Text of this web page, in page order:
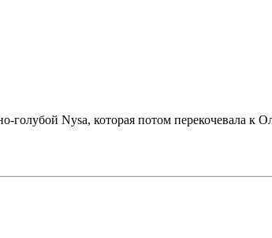
голубой Nysa, которая потом перекочевала к